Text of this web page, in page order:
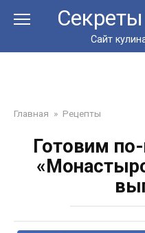
Сайт
Главная » Рецепты
Готовим